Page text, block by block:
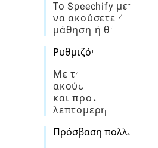
Το Speechify
να ακούσετε άρθρα,
μάθηση ή θέλουν να
Ρυθμιζόμενη
Με το Speechify,
ακούσετε με τον
και προτιμήσεις
λεπτομερή ακρόαση.
Πρόσβαση